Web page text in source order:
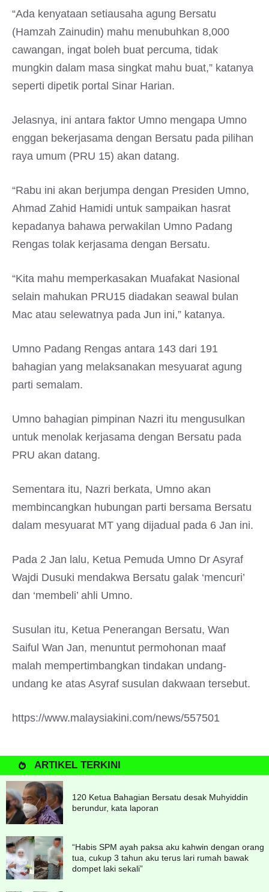
“Ada kenyataan setiausaha agung Bersatu
(Hamzah Zainudin) mahu menubuhkan 8,000
cawangan, ingat boleh buat percuma, tidak
mungkin dalam masa singkat mahu buat,” katanya
seperti dipetik portal Sinar Harian.
Jelasnya, ini antara faktor Umno mengapa Umno
enggan bekerjasama dengan Bersatu pada pilihan
raya umum (PRU 15) akan datang.
“Rabu ini akan berjumpa dengan Presiden Umno,
Ahmad Zahid Hamidi untuk sampaikan hasrat
kepadanya bahawa perwakilan Umno Padang
Rengas tolak kerjasama dengan Bersatu.
“Kita mahu memperkasakan Muafakat Nasional
selain mahukan PRU15 diadakan seawal bulan
Mac atau selewatnya pada Jun ini,” katanya.
Umno Padang Rengas antara 143 dari 191
bahagian yang melaksanakan mesyuarat agung
parti semalam.
Umno bahagian pimpinan Nazri itu mengusulkan
untuk menolak kerjasama dengan Bersatu pada
PRU akan datang.
Sementara itu, Nazri berkata, Umno akan
membincangkan hubungan parti bersama Bersatu
dalam mesyuarat MT yang dijadual pada 6 Jan ini.
Pada 2 Jan lalu, Ketua Pemuda Umno Dr Asyraf
Wajdi Dusuki mendakwa Bersatu galak ‘mencuri’
dan ‘membeli’ ahli Umno.
Susulan itu, Ketua Penerangan Bersatu, Wan
Saiful Wan Jan, menuntut permohonan maaf
malah mempertimbangkan tindakan undang-
undang ke atas Asyraf susulan dakwaan tersebut.
https://www.malaysiakini.com/news/557501
ARTIKEL TERKINI
120 Ketua Bahagian Bersatu desak Muhyiddin
berundur, kata laporan
“Habis SPM ayah paksa aku kahwin dengan orang
tua, cukup 3 tahun aku terus lari rumah bawak
dompet laki sekali”